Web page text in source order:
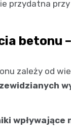
przydatna
betonu
zależy od